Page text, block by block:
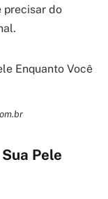
precisar do
Pele